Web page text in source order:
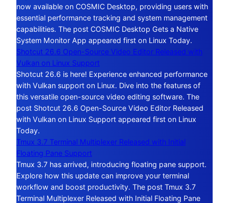
now available on COSMIC Desktop, providing users with
essential performance tracking and system management
capabilities. The post COSMIC Desktop Gets a Native
System Monitor App appeared first on Linux Today.
Shotcut 26.6 Open-Source Video Editor Released with
Vulkan on Linux Support
Shotcut 26.6 is here! Experience enhanced performance
with Vulkan support on Linux. Dive into the features of
this versatile open-source video editing software. The
post Shotcut 26.6 Open-Source Video Editor Released
with Vulkan on Linux Support appeared first on Linux
Today.
Tmux 3.7 Terminal Multiplexer Released with Initial
Floating Pane Support
Tmux 3.7 has arrived, introducing floating pane support.
Explore how this update can improve your terminal
workflow and boost productivity. The post Tmux 3.7
Terminal Multiplexer Released with Initial Floating Pane